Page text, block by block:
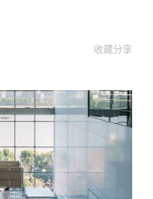
收藏分享